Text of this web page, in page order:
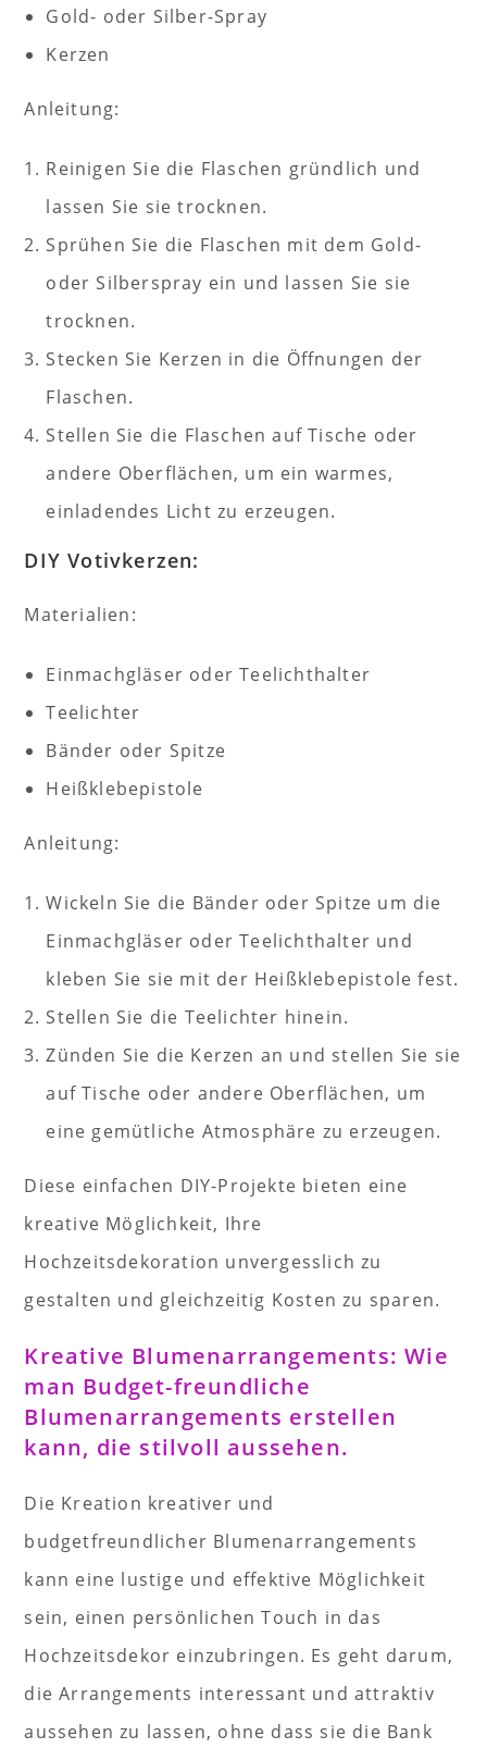
Gold- oder Silber-Spray
Kerzen
Anleitung:
Reinigen Sie die Flaschen gründlich und
lassen Sie sie trocknen.
Sprühen Sie die Flaschen mit dem Gold-
oder Silberspray ein und lassen Sie sie
trocknen.
Stecken Sie Kerzen in die Öffnungen der
Flaschen.
Stellen Sie die Flaschen auf Tische oder
andere Oberflächen, um ein warmes,
einladendes Licht zu erzeugen.
DIY Votivkerzen:
Materialien:
Einmachgläser oder Teelichthalter
Teelichter
Bänder oder Spitze
Heißklebepistole
Anleitung:
Wickeln Sie die Bänder oder Spitze um die
Einmachgläser oder Teelichthalter und
kleben Sie sie mit der Heißklebepistole fest.
Stellen Sie die Teelichter hinein.
Zünden Sie die Kerzen an und stellen Sie sie
auf Tische oder andere Oberflächen, um
eine gemütliche Atmosphäre zu erzeugen.
Diese einfachen DIY-Projekte bieten eine
kreative Möglichkeit, Ihre
Hochzeitsdekoration unvergesslich zu
gestalten und gleichzeitig Kosten zu sparen.
Kreative Blumenarrangements: Wie
man Budget-freundliche
Blumenarrangements erstellen
kann, die stilvoll aussehen.
Die Kreation kreativer und
budgetfreundlicher Blumenarrangements
kann eine lustige und effektive Möglichkeit
sein, einen persönlichen Touch in das
Hochzeitsdekor einzubringen. Es geht darum,
die Arrangements interessant und attraktiv
aussehen zu lassen, ohne dass sie die Bank